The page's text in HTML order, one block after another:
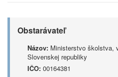
Obstarávateľ
Názov: Ministerstvo školstva,
Slovenskej republiky
IČO: 00164381